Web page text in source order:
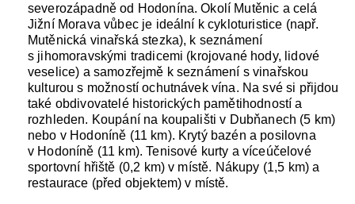
severozápadně od Hodonína. Okolí Mutěnic a celá
Jižní Morava vůbec je ideální k cykloturistice (např.
Mutěnická vinařská stezka), k seznámení
s jihomoravskými tradicemi (krojované hody, lidové
veselice) a samozřejmě k seznámení s vinařskou
kulturou s možností ochutnávek vína. Na své si přijdou
také obdivovatelé historických pamětihodností a
rozhleden. Koupání na koupališti v Dubňanech (5 km)
nebo v Hodoníně (11 km). Krytý bazén a posilovna
v Hodoníně (11 km). Tenisové kurty a víceúčelové
sportovní hřiště (0,2 km) v místě. Nákupy (1,5 km) a
restaurace (před objektem) v místě.